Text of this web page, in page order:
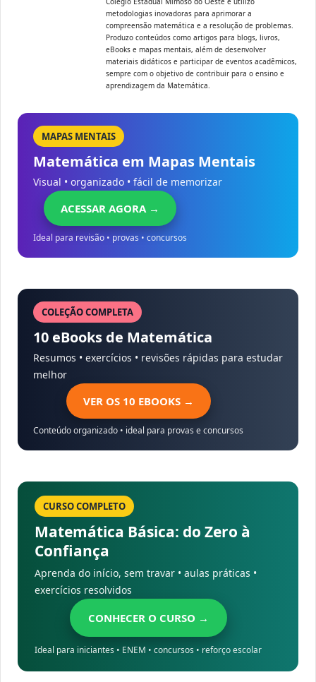
metodologias inovadoras para aprimorar a
compreensão matemática e a resolução de problemas.
Produzo conteúdos como artigos para blogs, livros,
eBooks e mapas mentais, além de desenvolver
materiais didáticos e participar de eventos acadêmicos,
sempre com o objetivo de contribuir para o ensino e
aprendizagem da Matemática.
MAPAS MENTAIS
Matemática em Mapas Mentais
Visual • organizado • fácil de memorizar
ACESSAR AGORA →
Ideal para revisão • provas • concursos
COLEÇÃO COMPLETA
10 eBooks de Matemática
Resumos • exercícios • revisões rápidas para estudar
melhor
VER OS 10 EBOOKS →
Conteúdo organizado • ideal para provas e concursos
CURSO COMPLETO
Matemática Básica: do Zero à
Confiança
Aprenda do início, sem travar • aulas práticas •
exercícios resolvidos
CONHECER O CURSO →
Ideal para iniciantes • ENEM • concursos • reforço escolar